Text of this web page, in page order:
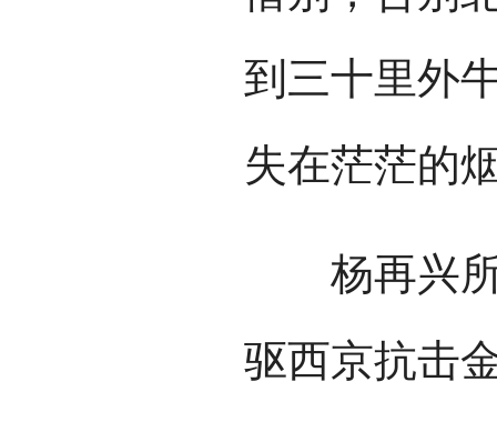
到三十里外
失在茫茫的
杨再兴所
驱西京抗击